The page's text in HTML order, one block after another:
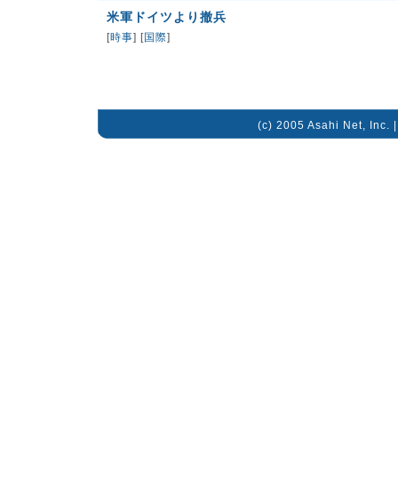
米軍ドイツより撤兵
[時事] [国際]
(c) 2005 Asahi Net, Inc.